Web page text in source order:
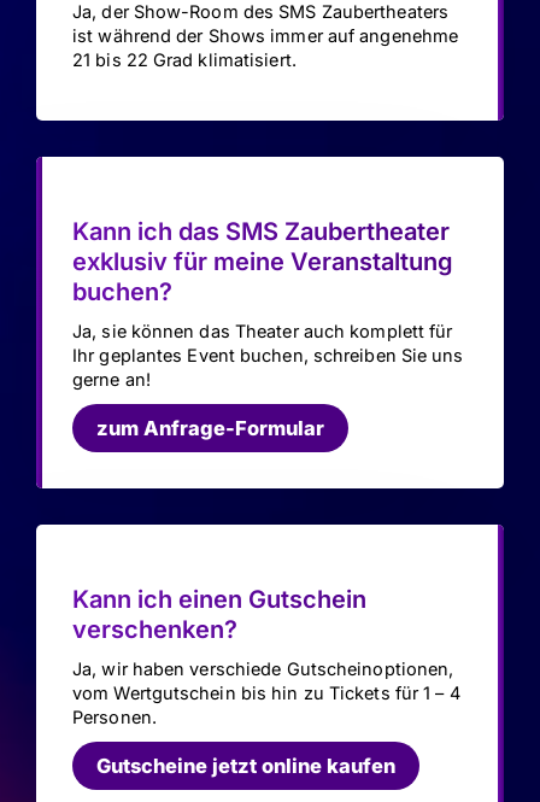
Ja, der Show-Room des SMS Zaubertheaters
ist während der Shows immer auf angenehme
21 bis 22 Grad klimatisiert.
Kann ich das SMS Zaubertheater
exklusiv für meine Veranstaltung
buchen?
Ja, sie können das Theater auch komplett für
Ihr geplantes Event buchen, schreiben Sie uns
gerne an!
zum Anfrage-Formular
Kann ich einen Gutschein
verschenken?
Ja, wir haben verschiede Gutscheinoptionen,
vom Wertgutschein bis hin zu Tickets für 1 – 4
Personen.
Gutscheine jetzt online kaufen